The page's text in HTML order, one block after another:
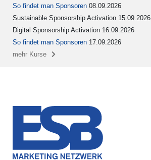
So findet man Sponsoren 08.09.2026
Sustainable Sponsorship Activation 15.09.2026
Digital Sponsorship Activation 16.09.2026
So findet man Sponsoren 17.09.2026
mehr Kurse